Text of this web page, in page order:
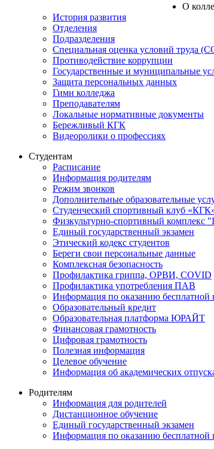
О
История развития
Отделения
Подразделения
Специальная оценка условий труда
Противодействие коррупции
Государственные и муниципальные
Защита персональных данных
Гимн колледжа
Преподавателям
Локальные нормативные документы
Бережливый КГК
Видеоролики о профессиях
Студентам
Расписание
Информация родителям
Режим звонков
Дополнительные образовательные
Студенческий спортивный клуб
Физкультурно-спортивный комплекс
Единый государственный экзамен
Этический кодекс студентов
Береги свои персональные данные
Комплексная безопасность
Профилактика гриппа, ОРВИ, COVID
Профилактика употребления ПАВ
Информация по оказанию
Образовательный кредит
Образовательная платформа ЮРАЙТ
Финансовая грамотность
Цифровая грамотность
Полезная информация
Целевое обучение
Информация об академических
Родителям
Информация для родителей
Дистанционное обучение
Единый государственный экзамен
Информация по оказанию